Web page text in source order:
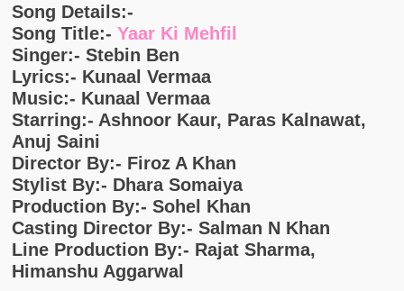
Song Details:-
Song Title:- Yaar Ki Mehfil
Singer:- Stebin Ben
Lyrics:- Kunaal Vermaa
Music:- Kunaal Vermaa
Starring:- Ashnoor Kaur, Paras Kalnawat,
Anuj Saini
Director By:- Firoz A Khan
Stylist By:- Dhara Somaiya
Production By:- Sohel Khan
Casting Director By:- Salman N Khan
Line Production By:- Rajat Sharma,
Himanshu Aggarwal